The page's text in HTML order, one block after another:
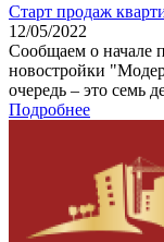
Старт продаж
12/05/2022
Сообщаем о начале
новостройки
очередь – это семь
Подробнее